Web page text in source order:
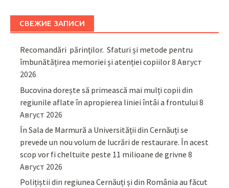
СВЕЖИЕ ЗАПИСИ
Recomandări părinţilor. Sfaturi și metode pentru
îmbunătățirea memoriei și atenției copiilor8 Август
2026
Bucovina dorește să primească mai mulți copii din
regiunile aflate în apropierea liniei întâi a frontului 8
Август 2026
În Sala de Marmură a Universității din Cernăuți se
prevede un nou volum de lucrări de restaurare. În acest
scop vor fi cheltuite peste 11 milioane de grivne 8
Август 2026
Polițiștii din regiunea Cernăuți și din România au făcut